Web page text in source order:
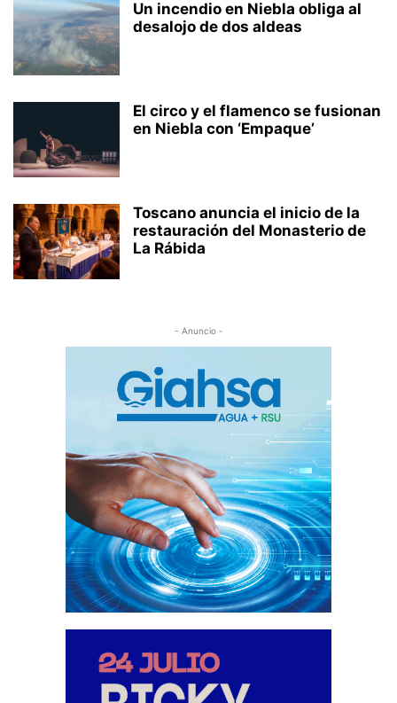
Un incendio en Niebla obliga al
desalojo de dos aldeas
El circo y el flamenco se fusionan
en Niebla con ‘Empaque’
Toscano anuncia el inicio de la
restauración del Monasterio de
La Rábida
- Anuncio -